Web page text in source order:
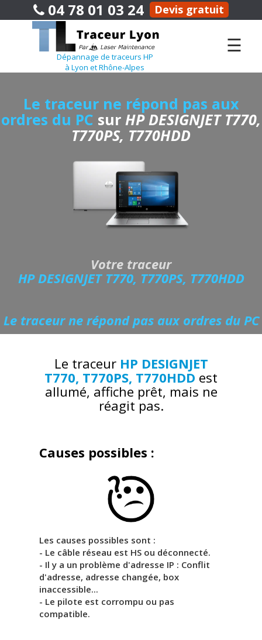
04 78 01 03 24 Devis gratuit
Dépannage de traceurs HP
à Lyon et Rhône-Alpes
☰
Le traceur ne répond pas aux
ordres du PC sur HP DESIGNJET T770,
T770PS, T770HDD
Votre traceur
HP DESIGNJET T770, T770PS, T770HDD
Le traceur ne répond pas aux ordres du PC
Le traceur HP DESIGNJET
T770, T770PS, T770HDD est
allumé, affiche prêt, mais ne
réagit pas.
Causes possibles :
Les causes possibles sont :
- Le câble réseau est HS ou déconnecté.
- Il y a un problème d'adresse IP : Conflit
d'adresse, adresse changée, box
inaccessible...
- Le pilote est corrompu ou pas
compatible.